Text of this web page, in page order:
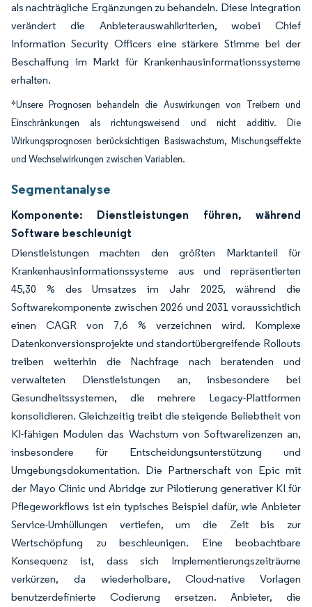
als nachträgliche Ergänzungen zu behandeln. Diese Integration
verändert die Anbieterauswahlkriterien, wobei Chief
Information Security Officers eine stärkere Stimme bei der
Beschaffung im Markt für Krankenhausinformationssysteme
erhalten.
*Unsere Prognosen behandeln die Auswirkungen von Treibern und
Einschränkungen als richtungsweisend und nicht additiv. Die
Wirkungsprognosen berücksichtigen Basiswachstum, Mischungseffekte
und Wechselwirkungen zwischen Variablen.
Segmentanalyse
Komponente: Dienstleistungen führen, während
Software beschleunigt
Dienstleistungen machten den größten Marktanteil für
Krankenhausinformationssysteme aus und repräsentierten
45,30 % des Umsatzes im Jahr 2025, während die
Softwarekomponente zwischen 2026 und 2031 voraussichtlich
einen CAGR von 7,6 % verzeichnen wird. Komplexe
Datenkonversionsprojekte und standortübergreifende Rollouts
treiben weiterhin die Nachfrage nach beratenden und
verwalteten Dienstleistungen an, insbesondere bei
Gesundheitssystemen, die mehrere Legacy-Plattformen
konsolidieren. Gleichzeitig treibt die steigende Beliebtheit von
KI-fähigen Modulen das Wachstum von Softwarelizenzen an,
insbesondere für Entscheidungsunterstützung und
Umgebungsdokumentation. Die Partnerschaft von Epic mit
der Mayo Clinic und Abridge zur Pilotierung generativer KI für
Pflegeworkflows ist ein typisches Beispiel dafür, wie Anbieter
Service-Umhüllungen vertiefen, um die Zeit bis zur
Wertschöpfung zu beschleunigen. Eine beobachtbare
Konsequenz ist, dass sich Implementierungszeiträume
verkürzen, da wiederholbare, Cloud-native Vorlagen
benutzerdefinierte Codierung ersetzen. Anbieter, die